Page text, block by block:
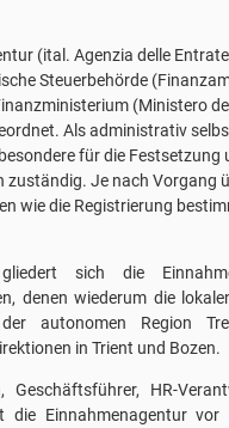
(ital. Agenzia delle
Steuerbehörde
(Ministero
Als administrativ
für die Festsetzung
zuständig. Je nach Vorgang
wie die Registrierung
gliedert sich die
denen wiederum die
autonomen Region
in Trient und Bozen.
Geschäftsführer, HR-
die Einnahmenagentur vor